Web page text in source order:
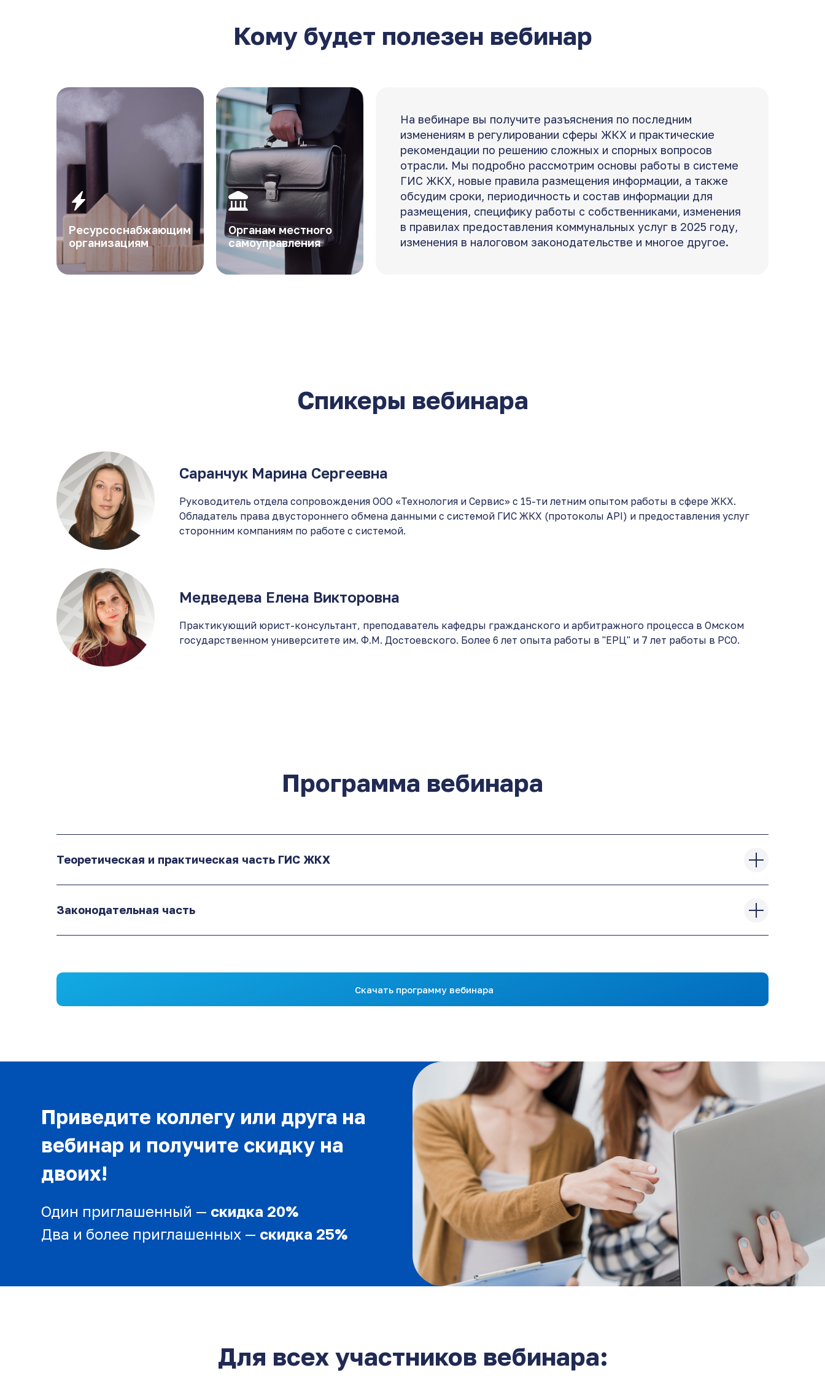
Кому будет полезен вебинар
Органам местного
самоуправления
Ресурсоснабжающим
организациям
На вебинаре вы получите разъяснения по последним
изменениям в регулировании сферы ЖКХ и практические
рекомендации по решению сложных и спорных вопросов
отрасли. Мы подробно рассмотрим основы работы в системе
ГИС ЖКХ, новые правила размещения информации, а также
обсудим сроки, периодичность и состав информации для
размещения, специфику работы с собственниками, изменения
в правилах предоставления коммунальных услуг в 2025 году,
изменения в налоговом законодательстве и многое другое.
Спикеры вебинара
Саранчук Марина Сергеевна
Руководитель отдела сопровождения ООО «Технология и Сервис» с 15-ти летним опытом работы в сфере ЖКХ.
Обладатель права двустороннего обмена данными с системой ГИС ЖКХ (протоколы API) и предоставления услуг
сторонним компаниям по работе с системой.
Медведева Елена Викторовна
Практикующий юрист-консультант, преподаватель кафедры гражданского и арбитражного процесса в Омском
государственном университете им. Ф.М. Достоевского. Более 6 лет опыта работы в "ЕРЦ" и 7 лет работы в РСО.
Программа вебинара
Теоретическая и практическая часть ГИС ЖКХ
Законодательная часть
Скачать программу вебинара
Приведите коллегу или друга на
вебинар и получите скидку на
двоих!
Один приглашенный — скидка 20%
Два и более приглашенных — скидка 25%
Для всех участников вебинара: